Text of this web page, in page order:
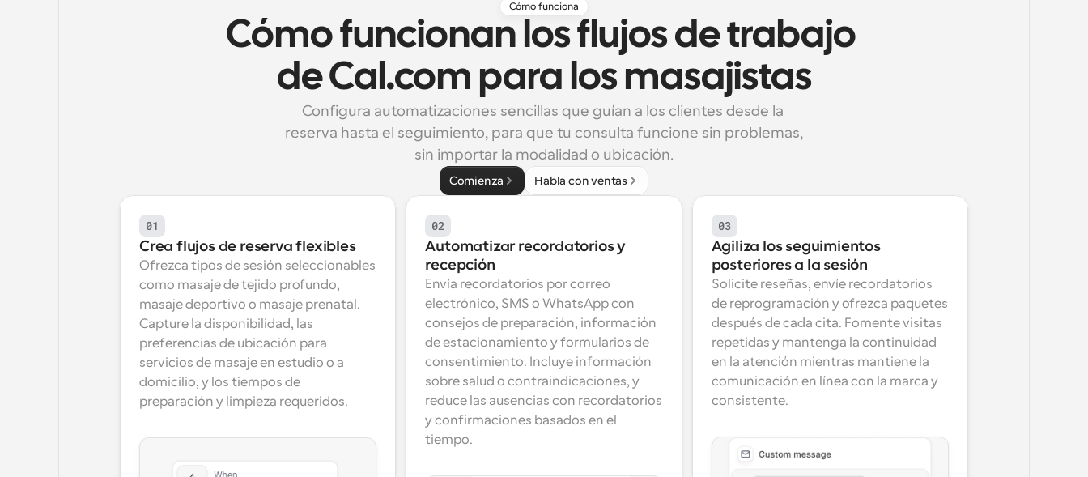
Cómo funciona
Cómo funcionan los flujos de trabajo
de Cal.com para los masajistas
Configura automatizaciones sencillas que guían a los clientes desde la
reserva hasta el seguimiento, para que tu consulta funcione sin problemas,
sin importar la modalidad o ubicación.
Comienza Habla con ventas
01
Crea flujos de reserva flexibles
Ofrezca tipos de sesión seleccionables
como masaje de tejido profundo,
masaje deportivo o masaje prenatal.
Capture la disponibilidad, las
preferencias de ubicación para
servicios de masaje en estudio o a
domicilio, y los tiempos de
preparación y limpieza requeridos.
02
Automatizar recordatorios y
recepción
Envía recordatorios por correo
electrónico, SMS o WhatsApp con
consejos de preparación, información
de estacionamiento y formularios de
consentimiento. Incluye información
sobre salud o contraindicaciones, y
reduce las ausencias con recordatorios
y confirmaciones basados en el
tiempo.
03
Agiliza los seguimientos
posteriores a la sesión
Solicite reseñas, envíe recordatorios
de reprogramación y ofrezca paquetes
después de cada cita. Fomente visitas
repetidas y mantenga la continuidad
en la atención mientras mantiene la
comunicación en línea con la marca y
consistente.